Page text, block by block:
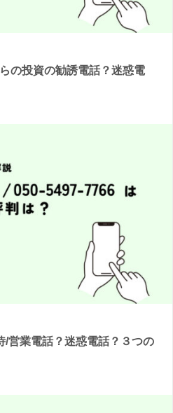
の投資の勧誘電話？迷惑電
営業電話？迷惑電話？３つの